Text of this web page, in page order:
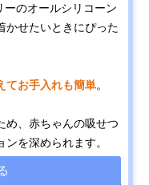
ーのオールシリコーン
かせたいときにぴった
てお手入れも簡単。
め、赤ちゃんの吸せつ
を深められます。